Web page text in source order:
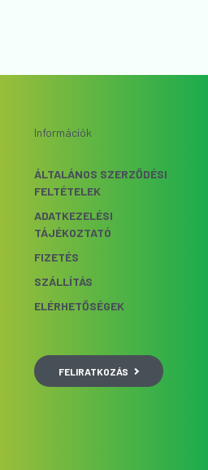
Információk
ÁLTALÁNOS SZERZŐDÉSI
FELTÉTELEK
ADATKEZELÉSI
TÁJÉKOZTATÓ
FIZETÉS
SZÁLLÍTÁS
ELÉRHETŐSÉGEK
FELIRATKOZÁS